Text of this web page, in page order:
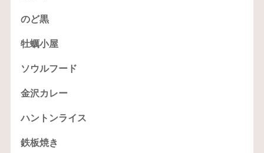
のど黒
牡蠣小屋
ソウルフード
金沢カレー
ハントンライス
鉄板焼き